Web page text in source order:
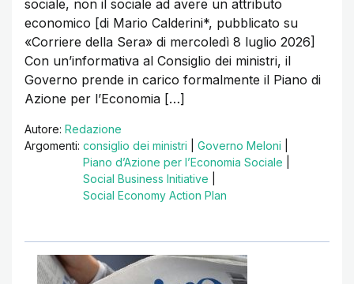
sociale, non il sociale ad avere un attributo
economico [di Mario Calderini*, pubblicato su
«Corriere della Sera» di mercoledì 8 luglio 2026]
Con un’informativa al Consiglio dei ministri, il
Governo prende in carico formalmente il Piano di
Azione per l’Economia […]
Autore: Redazione
Argomenti: consiglio dei ministri Governo Meloni
Piano d’Azione per l’Economia Sociale
Social Business Initiative
Social Economy Action Plan